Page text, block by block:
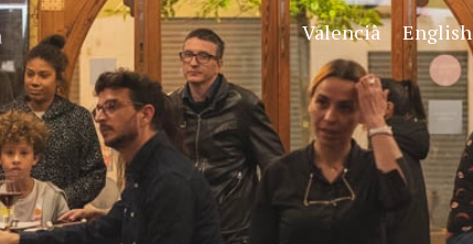
Valencià English